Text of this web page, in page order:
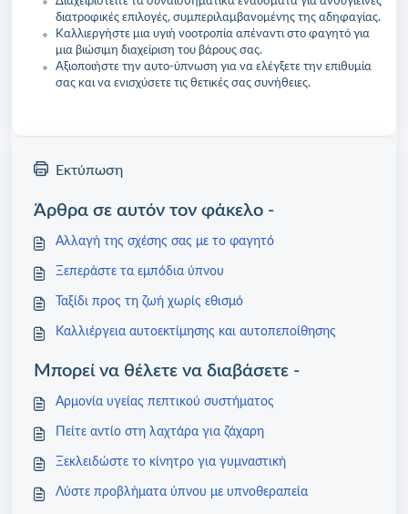
διατροφικές επιλογές, συμπεριλαμβανομένης της αδηφαγίας.
Καλλιεργήστε μια υγιή νοοτροπία απέναντι στο φαγητό για
μια βιώσιμη διαχείριση του βάρους σας.
Αξιοποιήστε την αυτο-ύπνωση για να ελέγξετε την επιθυμία
σας και να ενισχύσετε τις θετικές σας συνήθειες.
Εκτύπωση
Άρθρα σε αυτόν τον φάκελο -
Αλλαγή της σχέσης σας με το φαγητό
Ξεπεράστε τα εμπόδια ύπνου
Ταξίδι προς τη ζωή χωρίς εθισμό
Καλλιέργεια αυτοεκτίμησης και αυτοπεποίθησης
Μπορεί να θέλετε να διαβάσετε -
Αρμονία υγείας πεπτικού συστήματος
Πείτε αντίο στη λαχτάρα για ζάχαρη
Ξεκλειδώστε το κίνητρο για γυμναστική
Λύστε προβλήματα ύπνου με υπνοθεραπεία